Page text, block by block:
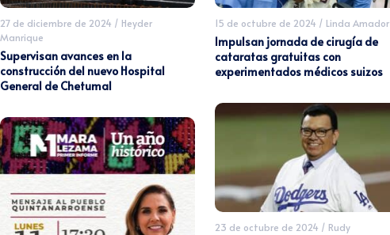
27 de diciembre de 2024 / Heyder
Manrique
Supervisan avances en la
construcción del nuevo Hospital
General de Chetumal
15 de octubre de 2024 / Linda Amador
Impulsan jornada de cirugía de
cataratas gratuitas con
experimentados médicos suizos
23 de octubre de 2024 / Rudy